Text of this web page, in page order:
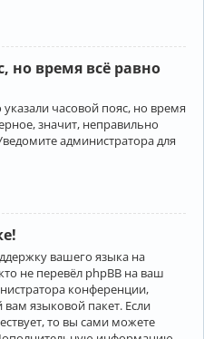
но время всё равно
часовой пояс, но время
значит, неправильно
администратора для
вашего языка на
не перевёл phpBB на ваш
конференции,
языковой пакет. Если
то вы сами можете